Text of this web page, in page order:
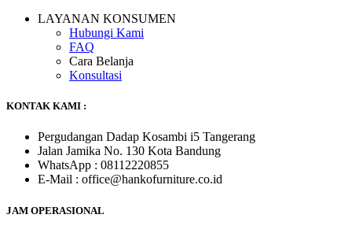
LAYANAN KONSUMEN
Hubungi Kami
FAQ
Cara Belanja
Konsultasi
KONTAK KAMI :
Pergudangan Dadap Kosambi i5 Tangerang
Jalan Jamika No. 130 Kota Bandung
WhatsApp : 08112220855
E-Mail : office@hankofurniture.co.id
JAM OPERASIONAL